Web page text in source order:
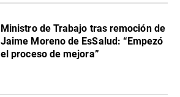
Ministro de Trabajo tras remoción de
Jaime Moreno de EsSalud: “Empezó
el proceso de mejora”